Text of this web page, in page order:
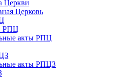
Церкви
Церковь
РПЦ
акты РПЦ
акты РПЦЗ